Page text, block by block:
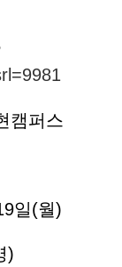
캠퍼스
일(월)
)